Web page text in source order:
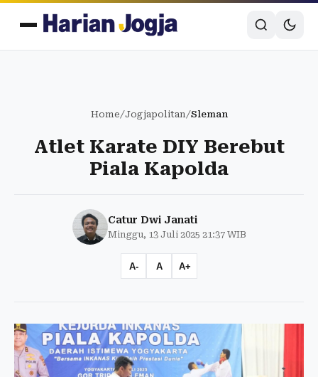
Home/Jogjapolitan/Sleman
Atlet Karate DIY Berebut
Piala Kapolda
Catur Dwi Janati
Minggu, 13 Juli 2025 21:37 WIB
A- A A+